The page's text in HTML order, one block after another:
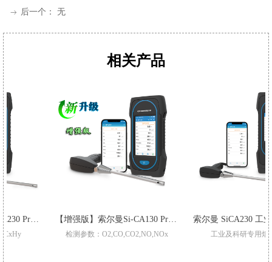
ꁹ 后一个： 无
气分析仪 【增强版】索尔曼Si-CA130 Pro 烟气分析仪
检测参数：O2,CO,CO2,NO,NOx
工业及科研专用烟气分析仪
支持2-6组气体传感器:O2,CO-H2,NO,Low NO,NO2Low NO2,SO2,Low SO2,H2S,和
相关产品